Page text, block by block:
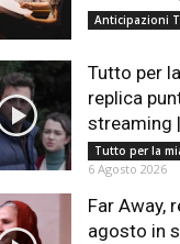
Anticipazioni
Tutto per
replica
streaming
Tutto per la
6 Agosto 2026
Far Away,
agosto in